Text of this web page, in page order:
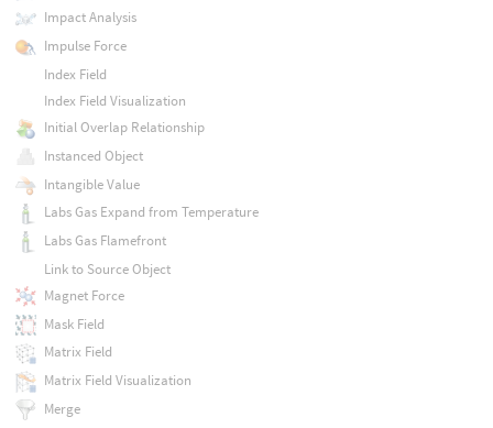
Impact Analysis
Impulse Force
Index Field
Index Field Visualization
Initial Overlap Relationship
Instanced Object
Intangible Value
Labs Gas Expand from Temperature
Labs Gas Flamefront
Link to Source Object
Magnet Force
Mask Field
Matrix Field
Matrix Field Visualization
Merge